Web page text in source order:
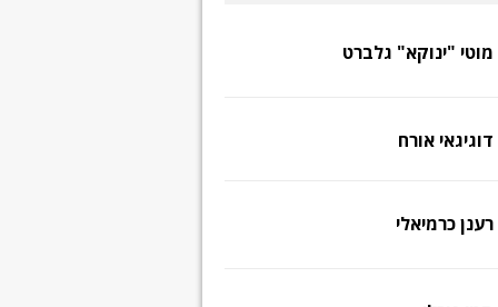
מוטי "ינוקא" גלברט
דוגיגאי אורח
רענן כרמיאלי